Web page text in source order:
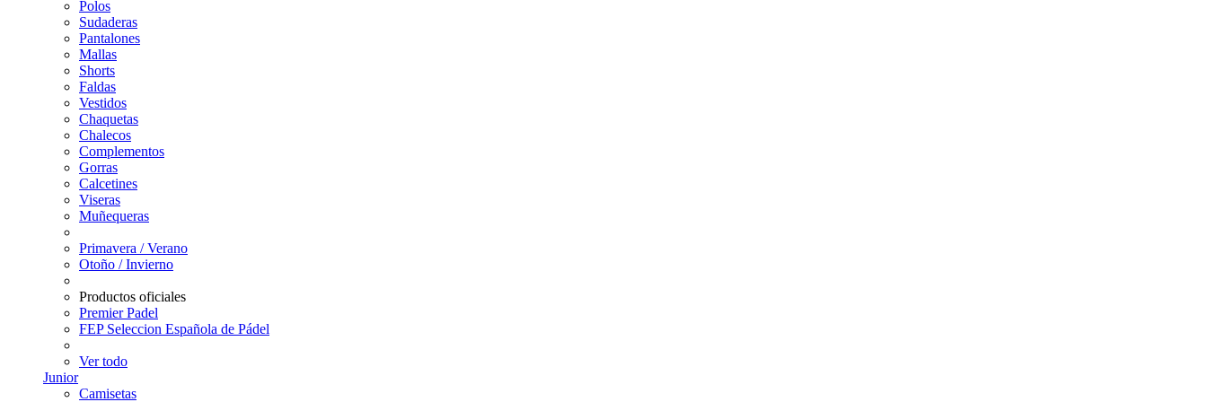
Polos
Sudaderas
Pantalones
Mallas
Shorts
Faldas
Vestidos
Chaquetas
Chalecos
Complementos
Gorras
Calcetines
Viseras
Muñequeras
Primavera / Verano
Otoño / Invierno
Productos oficiales
Premier Padel
FEP Seleccion Española de Pádel
Ver todo
Junior
Camisetas